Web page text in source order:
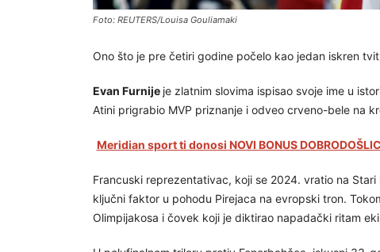
Foto: REUTERS/Louisa Gouliamaki
Ono što je pre četiri godine počelo kao jedan iskren
Evan Furnije je zlatnim slovima ispisao svoje ime u
Atini prigrabio MVP priznanje i odveo crveno-bele na
Meridian sport ti donosi NOVI BONUS
Francuski reprezentativac, koji se 2024. vratio na
ključni faktor u pohodu Pirejaca na evropski tron.
Olimpijakosa i čovek koji je diktirao napadački ritam